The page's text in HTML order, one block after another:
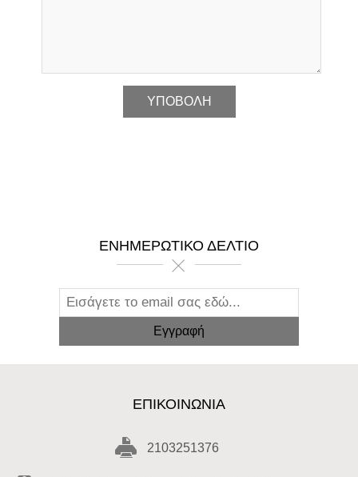
ΕΝΗΜΕΡΩΤΙΚΌ ΔΕΛΤΊΟ
ΕΠΙΚΟΙΝΩΝΊΑ
2103251376